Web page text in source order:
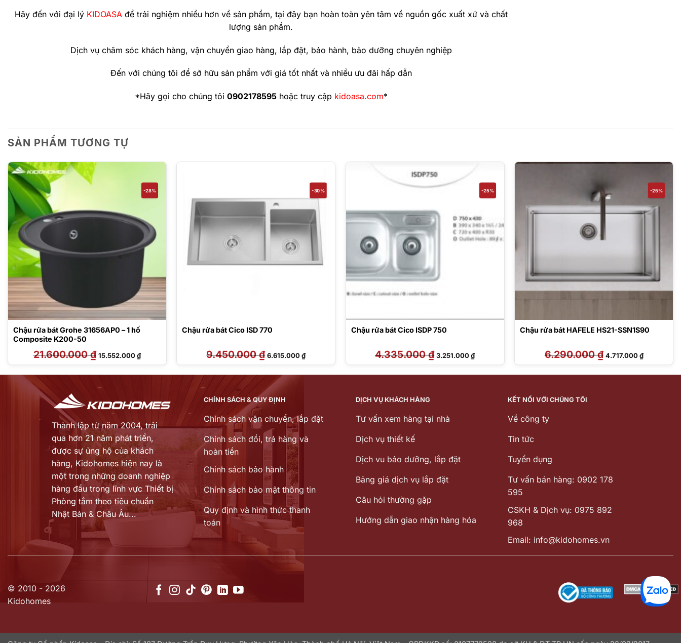
Hãy đến với đại lý KIDOASAđể trải nghiệm nhiều hơn về sản phẩm, tại đây bạn hoàn toàn yên tâm về nguồn gốc xuất xứ và chất
lượng sản phẩm.
Dịch vụ chăm sóc khách hàng, vận chuyển giao hàng, lắp đặt, bảo hành, bảo dưỡng chuyên nghiệp
Đến với chúng tôi để sở hữu sản phẩm với giá tốt nhất và nhiều ưu đãi hấp dẫn
*Hãy gọi cho chúng tôi 0902178595hoặc truy cập kidoasa.com*
SẢN PHẨM TƯƠNG TỰ
-28%
Chậu rửa bát Grohe 31656AP0 – 1 hố
Composite K200-50
21.600.000₫ Giá
gốc
là:
15.552.000₫Giá
hiện
tại
15.552.000 ₫.
-30%
Chậu rửa bát Cico ISD 770
9.450.000₫ Giá
gốc
là:
6.615.000₫Giá
hiện
tại
6.615.000 ₫.
-25%
Chậu rửa bát Cico ISDP 750
4.335.000₫ Giá
gốc
là:
3.251.000₫Giá
hiện
tại
3.251.000 ₫.
-25%
Chậu rửa bát HAFELE HS21-SSN1S90
6.290.000₫ Giá
gốc
là:
4.717.000₫Giá
hiện
tại
4.717.000 ₫.
₫.
Thành lập từ năm 2004, trải
qua hơn 21 năm phát triển,
được sự ủng hộ của khách
hàng, Kidohomes hiện nay là
một trong những doanh nghiệp
hàng đầu trong lĩnh vực Thiết bị
Phòng tắm theo tiêu chuẩn
Nhật Bản & Châu Âu...
CHÍNH SÁCH & QUY ĐỊNH
Chính sách vận chuyển, lắp đặt
Chính sách đổi, trả hàng và
hoàn tiền
Chinh sách bảo hành
Chính sách bảo mật thông tin
Quy định và hình thức thanh
toán
DỊCH VỤ KHÁCH HÀNG
Tư vấn xem hàng tại nhà
Dịch vụ thiết kế
Dịch vu bảo dưỡng, lắp đặt
Bảng giá dịch vụ lắp đặt
Câu hỏi thường gặp
Hướng dẫn giao nhận hàng hóa
KẾT NỐI VỚI CHÚNG TÔI
Về công ty
Tin tức
Tuyển dụng
Tư vấn bán hàng: 0902 178
595
CSKH & Dịch vụ: 0975 892
968
Email: info@kidohomes.vn
© 2010 - 2026
Kidohomes